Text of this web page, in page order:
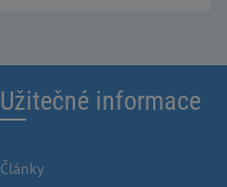
Užitečné informace
Články